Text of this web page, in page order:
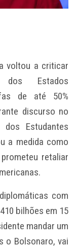
voltou a criticar
dos Estados
de até 50%
discurso no
Estudantes
a medida como
retaliar
com
bilhões em 15
mandar um
o Bolsonaro, vai